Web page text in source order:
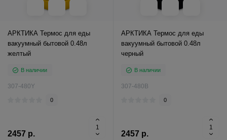
АРКТИКА Термос для еды
вакуумный бытовой 0.48л
желтый
В наличии
307-480Y
0
2457 р.
АРКТИКА Термос для еды
вакуумный бытовой 0.48л
черный
В наличии
307-480B
0
2457 р.